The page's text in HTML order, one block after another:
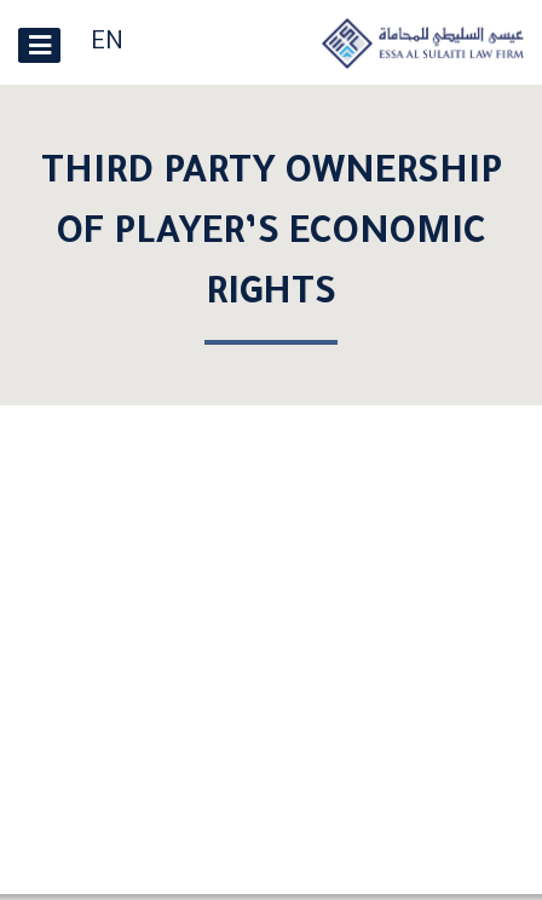
EN
THIRD PARTY OWNERSHIP
OF PLAYER’S ECONOMIC
RIGHTS